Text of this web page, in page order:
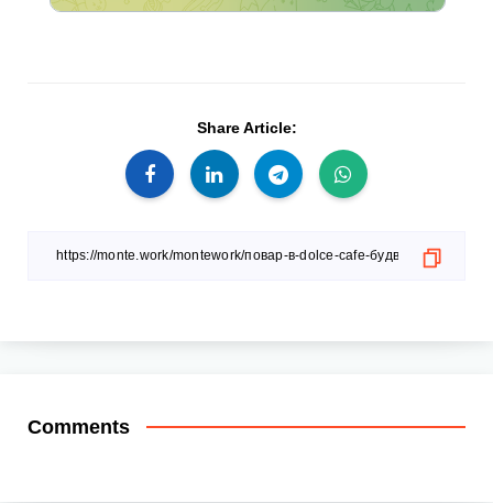
Share Article:
Comments